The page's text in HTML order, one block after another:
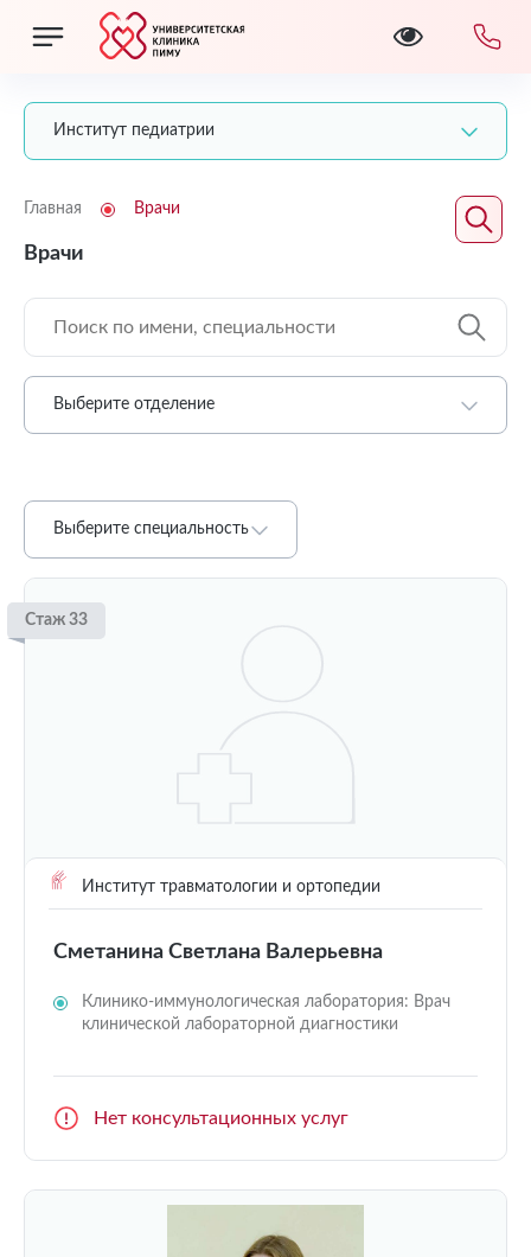
Институт педиатрии
Главная Врачи
Врачи
Выберите отделение
Выберите специальность
Стаж 33
Институт травматологии и ортопедии
Сметанина Светлана Валерьевна
Клинико-иммунологическая лаборатория: Врач
клинической лабораторной диагностики
Нет консультационных услуг